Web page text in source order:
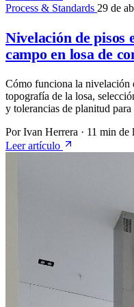
Process & Standards 29 de
Nivelación de pisos
campo en losa de
Cómo funciona la
topografía de la losa,
y tolerancias de planitud
Por Ivan Herrera · 11 min de
Leer artículo